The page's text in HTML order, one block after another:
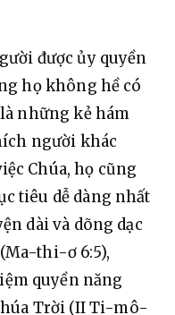
được ủy quyền
họ không hề có
những kẻ hám
người khác
Chúa, họ cũng
tiêu dễ dàng nhất
dài và dõng dạc
thi-ơ 6:5),
quyền năng
Trời (II Ti-mô-